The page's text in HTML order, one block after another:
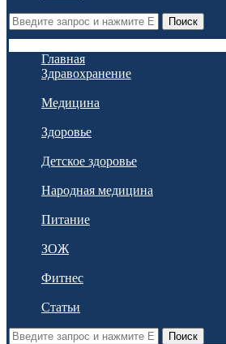
Поиск
Главная
Здравохранение
Медицина
Здоровье
Детское здоровье
Народная медицина
Питание
ЗОЖ
Фитнес
Статьи
Поиск